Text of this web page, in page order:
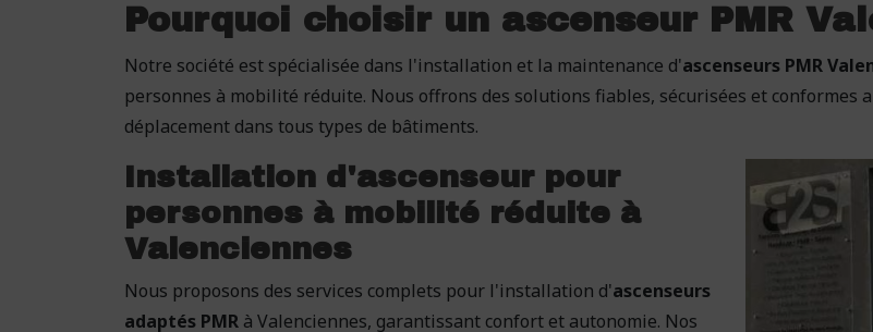
Pourquoi choisir un ascenseur PMR
Notre société est spécialisée dans l'installation et la maintenance d'ascenseurs PMR
personnes à mobilité réduite. Nous offrons des solutions fiables, sécurisées et conformes
déplacement dans tous types de bâtiments.
Installation d'ascenseur pour
personnes à mobilité réduite à
Valenciennes
Nous proposons des services complets pour l'installation d'ascenseurs
adaptés PMR à Valenciennes, garantissant confort et autonomie. Nos